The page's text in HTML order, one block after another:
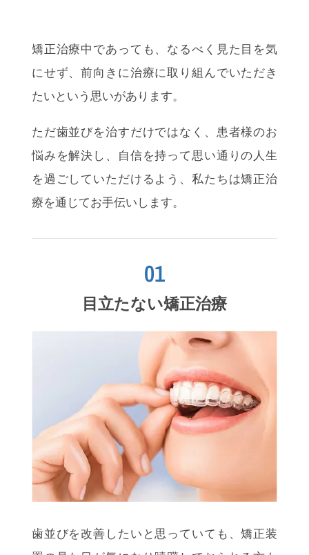
矯正治療中であっても、なるべく見た目を気
にせず、前向きに治療に取り組んでいただき
たいという思いがあります。
ただ歯並びを治すだけではなく、患者様のお
悩みを解決し、自信を持って思い通りの人生
を過ごしていただけるよう、私たちは矯正治
療を通じてお手伝いします。
01
目立たない矯正治療
歯並びを改善したいと思っていても、矯正装